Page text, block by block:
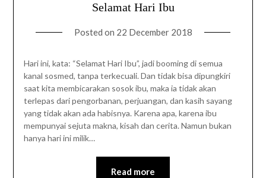
Selamat Hari Ibu
Posted on 22 December 2018
Hari ini, kata: “Selamat Hari Ibu”, jadi booming di semua
kanal sosmed, tanpa terkecuali. Dan tidak bisa dipungkiri
saat kita membicarakan sosok ibu, maka ia tidak akan
terlepas dari pengorbanan, perjuangan, dan kasih sayang
yang tidak akan ada habisnya. Karena apa, karena ibu
mempunyai sejuta makna, kisah dan cerita. Namun bukan
hanya hari ini milik…
Read more